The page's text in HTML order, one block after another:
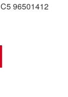
96501412